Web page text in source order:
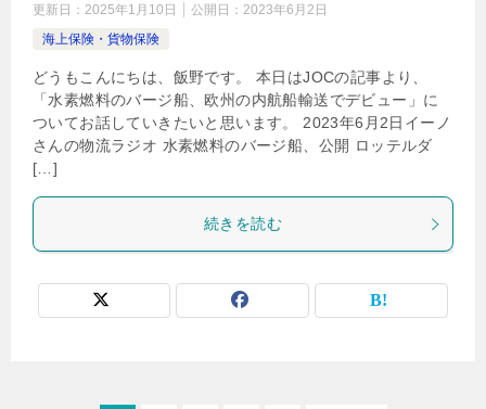
更新日： 2025年1月10日 公開日： 2023年6月2日
海上保険・貨物保険
どうもこんにちは、飯野です。 本日はJOCの記事より、
「水素燃料のバージ船、欧州の内航船輸送でデビュー」に
ついてお話していきたいと思います。 2023年6月2日イーノ
さんの物流ラジオ 水素燃料のバージ船、公開 ロッテルダ
[…]
続きを読む